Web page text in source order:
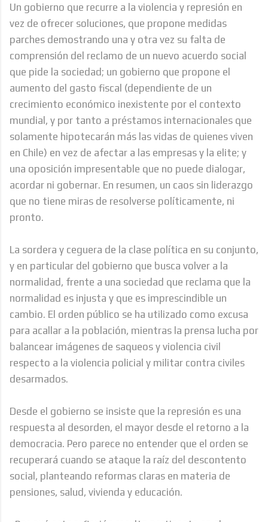
Un gobierno que recurre a la violencia y represión en
vez de ofrecer soluciones, que propone medidas
parches demostrando una y otra vez su falta de
comprensión del reclamo de un nuevo acuerdo social
que pide la sociedad; un gobierno que propone el
aumento del gasto fiscal (dependiente de un
crecimiento económico inexistente por el contexto
mundial, y por tanto a préstamos internacionales que
solamente hipotecarán más las vidas de quienes viven
en Chile) en vez de afectar a las empresas y la elite; y
una oposición impresentable que no puede dialogar,
acordar ni gobernar. En resumen, un caos sin liderazgo
que no tiene miras de resolverse políticamente, ni
pronto.
La sordera y ceguera de la clase política en su conjunto,
y en particular del gobierno que busca volver a la
normalidad, frente a una sociedad que reclama que la
normalidad es injusta y que es imprescindible un
cambio. El orden público se ha utilizado como excusa
para acallar a la población, mientras la prensa lucha por
balancear imágenes de saqueos y violencia civil
respecto a la violencia policial y militar contra civiles
desarmados.
Desde el gobierno se insiste que la represión es una
respuesta al desorden, el mayor desde el retorno a la
democracia. Pero parece no entender que el orden se
recuperará cuando se ataque la raíz del descontento
social, planteando reformas claras en materia de
pensiones, salud, vivienda y educación.